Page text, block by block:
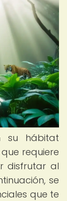
su hábitat
requiere
disfrutar al
se
que te